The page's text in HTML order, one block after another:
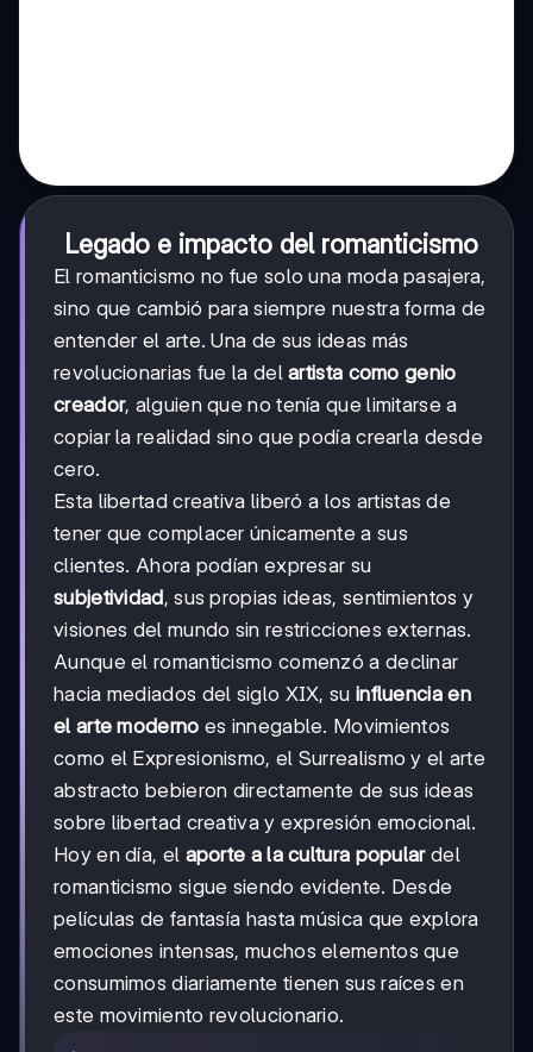
Legado e impacto del romanticismo
El romanticismo no fue solo una moda pasajera,
sino que cambió para siempre nuestra forma de
entender el arte. Una de sus ideas más
revolucionarias fue la delartista como genio
creador, alguien que no tenía que limitarse a
copiar la realidad sino que podía crearla desde
cero.
Esta libertad creativa liberó a los artistas de
tener que complacer únicamente a sus
clientes. Ahora podían expresar su
subjetividad, sus propias ideas, sentimientos y
visiones del mundo sin restricciones externas.
Aunque el romanticismo comenzó a declinar
hacia mediados del siglo XIX, su influencia en
el arte moderno es innegable. Movimientos
como el Expresionismo, el Surrealismo y el arte
abstracto bebieron directamente de sus ideas
sobre libertad creativa y expresión emocional.
Hoy en día, el aporte a la cultura populardel
romanticismo sigue siendo evidente. Desde
películas de fantasía hasta música que explora
emociones intensas, muchos elementos que
consumimos diariamente tienen sus raíces en
este movimiento revolucionario.